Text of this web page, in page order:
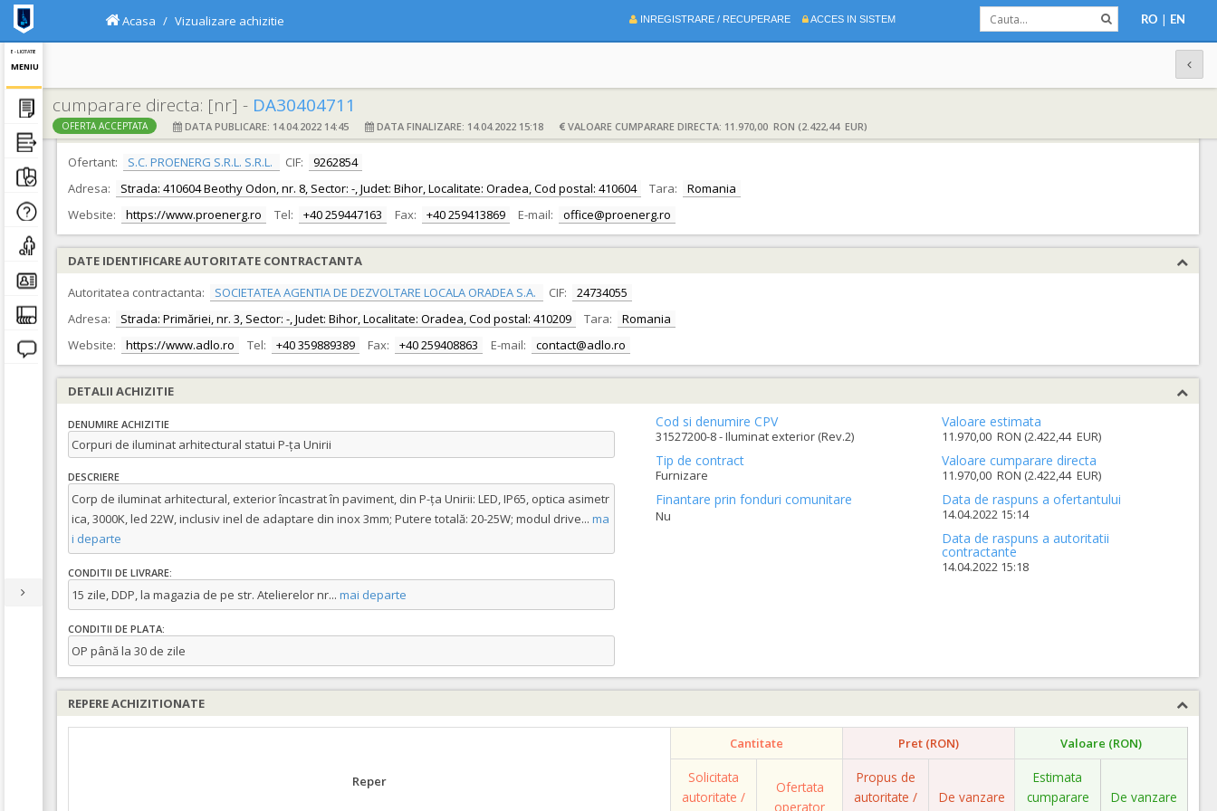
E - LICITATIE
MENIU
INREGISTRARE / RECUPERARE ACCES IN SISTEM RO | EN
Acasa Vizualizare achizitie
cumparare directa: [nr] - DA30404711
OFERTA ACCEPTATA DATA PUBLICARE: 14.04.2022 14:45 DATA FINALIZARE: 14.04.2022 15:18 VALOARE CUMPARARE DIRECTA: 11.970,00 RON (2.422,44 EUR)
DATE IDENTIFICARE OFERTANT
Ofertant:
S.C. PROENERG S.R.L. S.R.L. CIF:
9262854
Adresa:
Strada: 410604 Beothy Odon, nr. 8, Sector: -, Judet: Bihor, Localitate: Oradea, Cod postal: 410604 Tara:
Romania
Website:
https://www.proenerg.ro Tel: +40 259447163 Fax: +40 259413869 E-mail: office@proenerg.ro
DATE IDENTIFICARE AUTORITATE CONTRACTANTA
Autoritatea contractanta:
SOCIETATEA AGENTIA DE DEZVOLTARE LOCALA ORADEA S.A. CIF:
24734055
Adresa:
Strada: Primăriei, nr. 3, Sector: -, Judet: Bihor, Localitate: Oradea, Cod postal: 410209 Tara:
Romania
Website:
https://www.adlo.ro Tel: +40 359889389 Fax: +40 259408863 E-mail: contact@adlo.ro
DETALII ACHIZITIE
DENUMIRE ACHIZITIE
Corpuri de iluminat arhitectural statui P-ța Unirii
DESCRIERE
Corp de iluminat arhitectural, exterior încastrat în paviment, din P-ța Unirii: LED, IP65, optica asimetr
ica, 3000K, led 22W, inclusiv inel de adaptare din inox 3mm; Putere totală: 20-25W; modul drive... ma
i departe
CONDITII DE LIVRARE:
15 zile, DDP, la magazia de pe str. Atelierelor nr... mai departe
CONDITII DE PLATA:
OP până la 30 de zile
Cod si denumire CPV
31527200-8 - Iluminat exterior (Rev.2)
Tip de contract
Furnizare
Finantare prin fonduri comunitare
Nu
Valoare estimata
11.970,00 RON (2.422,44 EUR)
Valoare cumparare directa
11.970,00 RON (2.422,44 EUR)
Data de raspuns a ofertantului
14.04.2022 15:14
Data de raspuns a autoritatii
contractante
14.04.2022 15:18
REPERE ACHIZITIONATE
Reper
Cantitate Pret (RON) Valoare (RON)
Solicitata
autoritate /
Ofertata
operator
Propus de
autoritate /
De vanzare
Estimata
cumparare
De vanzare